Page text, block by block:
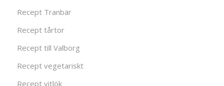
Recept Tranbär
Recept tårtor
Recept till Valborg
Recept vegetariskt
Recept vitlök